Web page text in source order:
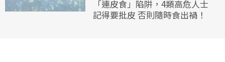
「連皮食」陷阱，4類高危人士
記得要批皮 否則隨時食出禍！